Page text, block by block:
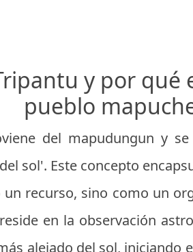
y por
pueblo
del mapudungun y
sol'. Este concepto
recurso, sino como un
en la observación
alejado del sol, iniciando